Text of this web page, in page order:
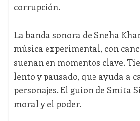
corrupción.
La banda sonora de Sneha
música experimental, con
suenan en momentos clave.
lento y pausado, que ayuda a
personajes. El guion de Smita
moral y el poder.